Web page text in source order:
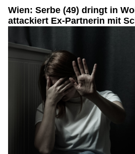
Wien: Serbe (49) dringt in
attackiert Ex-Partnerin mit